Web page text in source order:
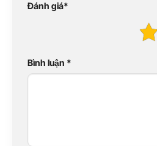
Đánh giá*
Bình luận *